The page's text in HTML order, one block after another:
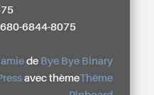
6844-8075
de Bye Bye Binary
avec thèmeThème